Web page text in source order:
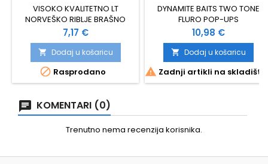
VISOKO KVALITETNO LT
NORVEŠKO RIBLJE BRAŠNO
UDIO PROTEINA OKO 72 %
PROBAVLJIVOST PREKO 90 %
VELIKI IZBOR LIPIDA, VITAMINA I
MINERALA
Cijena
7,17 €
 Dodaj u košaricu
 Rasprodano
DYNAMITE BAITS TWO TONE
FLURO POP-UPS
PLUM/PINEAPLE, 15 MM
Cijena
10,98 €
 Dodaj u košaricu
 Zadnji artikli na skladištu
KOMENTARI (0)
Trenutno nema recenzija korisnika.